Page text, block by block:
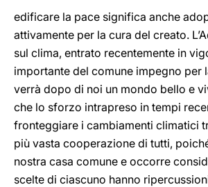
edificare la pace significa anche
attivamente per la cura del creato.
sul clima, entrato recentemente in
importante del comune impegno per
verrà dopo di noi un mondo bello e
che lo sforzo intrapreso in tempi
fronteggiare i cambiamenti climatici
più vasta cooperazione di tutti,
nostra casa comune e occorre
scelte di ciascuno hanno